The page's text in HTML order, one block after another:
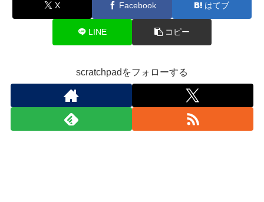
X Facebook はてブ
LINE コピー
scratchpadをフォローする